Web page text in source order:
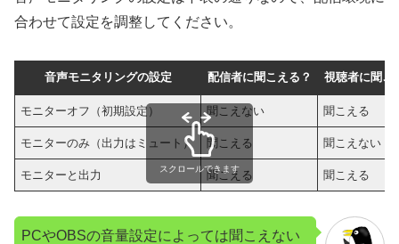
合わせて設定を調整してください。
音声モニタリングの設定 配信者に聞こえる？ 視聴者に聞こ
モニターオフ（初期設定） 聞こえない 聞こえる
モニターのみ（出力はミュート） 聞こえる 聞こえない
モニターと出力 聞こえる 聞こえる
スクロールできます
PCやOBSの音量設定によっては聞こえない